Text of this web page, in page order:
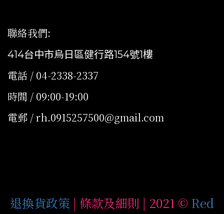
聯絡我們:
414台中市烏日區健行路154號1樓
電話 / 04-2338-2337
時間 / 09:00-19:00
電郵 / rh.0915257500@gmail.com
退換貨政策 | 條款及細則 | 2021 © Red